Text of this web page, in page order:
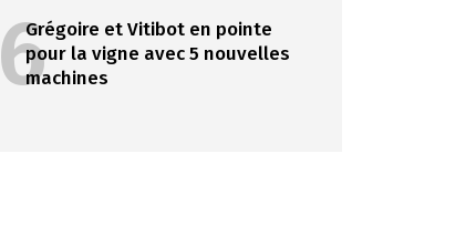
6Grégoire et Vitibot en pointe
pour la vigne avec 5 nouvelles
machines